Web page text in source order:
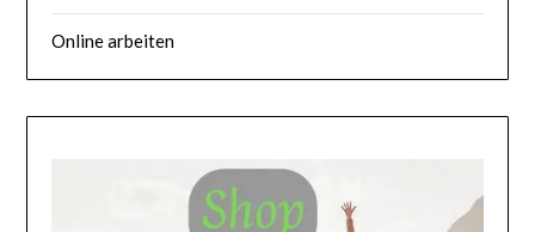
Online arbeiten